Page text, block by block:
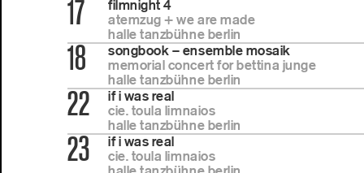
17
filmnight 4
atemzug + we are made
halle tanzbühne berlin
18
songbook – ensemble mosaik
memorial concert for bettina junge
halle tanzbühne berlin
22
if i was real
cie. toula limnaios
halle tanzbühne berlin
23
if i was real
cie. toula limnaios